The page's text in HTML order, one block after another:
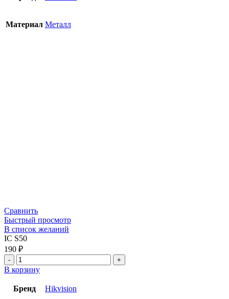
Материал Металл
Сравнить
Быстрый просмотр
В список желаний
IC S50
190 ₽
В корзину
Бренд Hikvision